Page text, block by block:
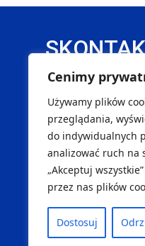
Cenimy
Używamy plików
przeglądania,
do indywidualnych
analizować ruch na
„Akceptuj
przez nas plików
Dostosuj
DANE
Handball Pałac
NIP 8733299996
REGON 540451262
KRS 0001145290
ul. Okrężna 38,